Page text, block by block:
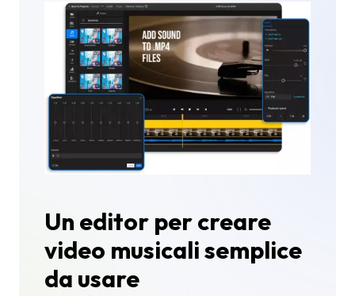
Un editor per creare
video musicali semplice
da usare